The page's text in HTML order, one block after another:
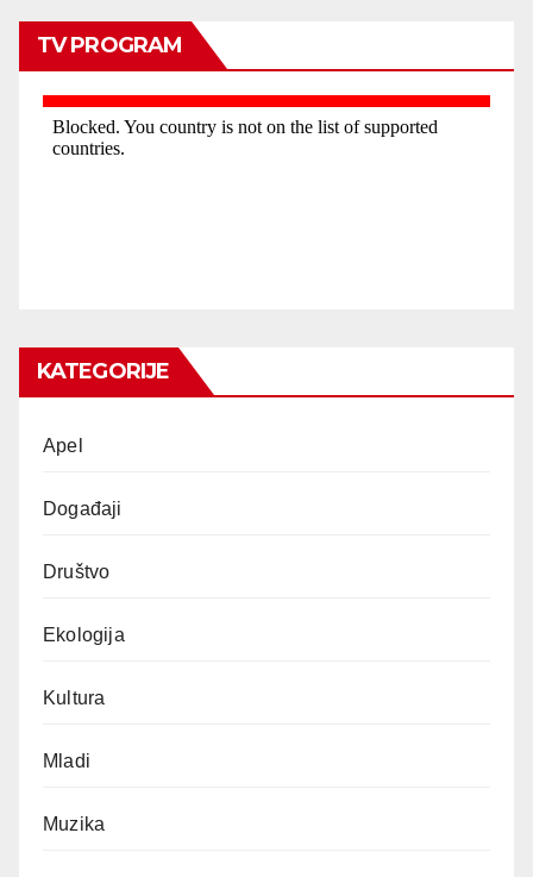
TV PROGRAM
KATEGORIJE
Apel
Događaji
Društvo
Ekologija
Kultura
Mladi
Muzika